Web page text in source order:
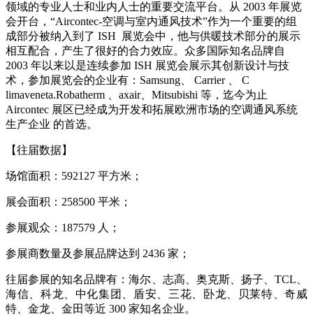
领域的专业人士和业内人士的重要交流平台。 从 2003 年展览
会开台，“Aircontec-空调与室内通风技术”作为一个重要的组
成部分被纳入到了 ISH 展览会中，他与供暖技术部分的展示
相互配合，产生了很好的合力效应。 众多国际知名品牌自
2003 年以来以是连续参加 ISH 展览会展示其创新设计与技
术，参加展览会的企业有：Samsung、 Carrier 、 C
limaveneta.Robatherm 、axair、Mitsubishi 等，迄今为止
Aircontec 展区已经成为开发和拓展欧洲市场的空调通风系统
生产企业 的首选。
【往届数据】
场馆面积：592127 平方米；
展会面积：258500 平米；
参展观众：187579 人；
参展商数量及参展品牌达到 2436 家；
往届参展的知名品牌有：海尔、志高、奥克斯、扬子、TCL、
海信、科龙、中化集团、盾安、三花、卧龙、贝莱特、奇威
特、金龙、金田等近 300 家知名企业。